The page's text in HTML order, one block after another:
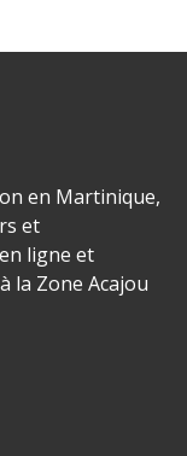
en Martinique,
et
ligne et
la Zone Acajou